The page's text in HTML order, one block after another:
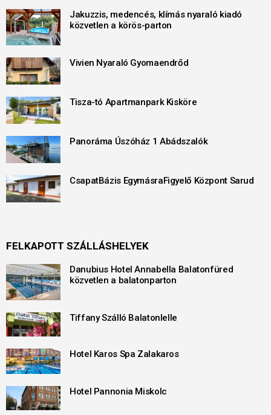
Jakuzzis, medencés, klímás nyaraló kiadó
közvetlen a körös-parton
Vivien Nyaraló Gyomaendrőd
Tisza-tó Apartmanpark Kisköre
Panoráma Úszóház 1 Abádszalók
CsapatBázis EgymásraFigyelő Központ Sarud
FELKAPOTT SZÁLLÁSHELYEK
Danubius Hotel Annabella Balatonfüred
közvetlen a balatonparton
Tiffany Szálló Balatonlelle
Hotel Karos Spa Zalakaros
Hotel Pannonia Miskolc